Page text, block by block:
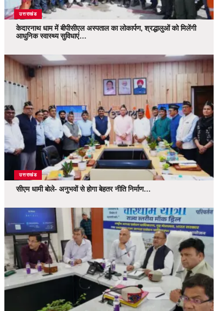
उत्तराखंड
केदारनाथ धाम में बीपीसीएल अस्पताल का लोकार्पण, श्रद्धालुओं को मिलेंगी
आधुनिक स्वास्थ्य सुविधाएं…
उत्तराखंड
सीएम धामी बोले- अनुभवों से होगा बेहतर नीति निर्माण…